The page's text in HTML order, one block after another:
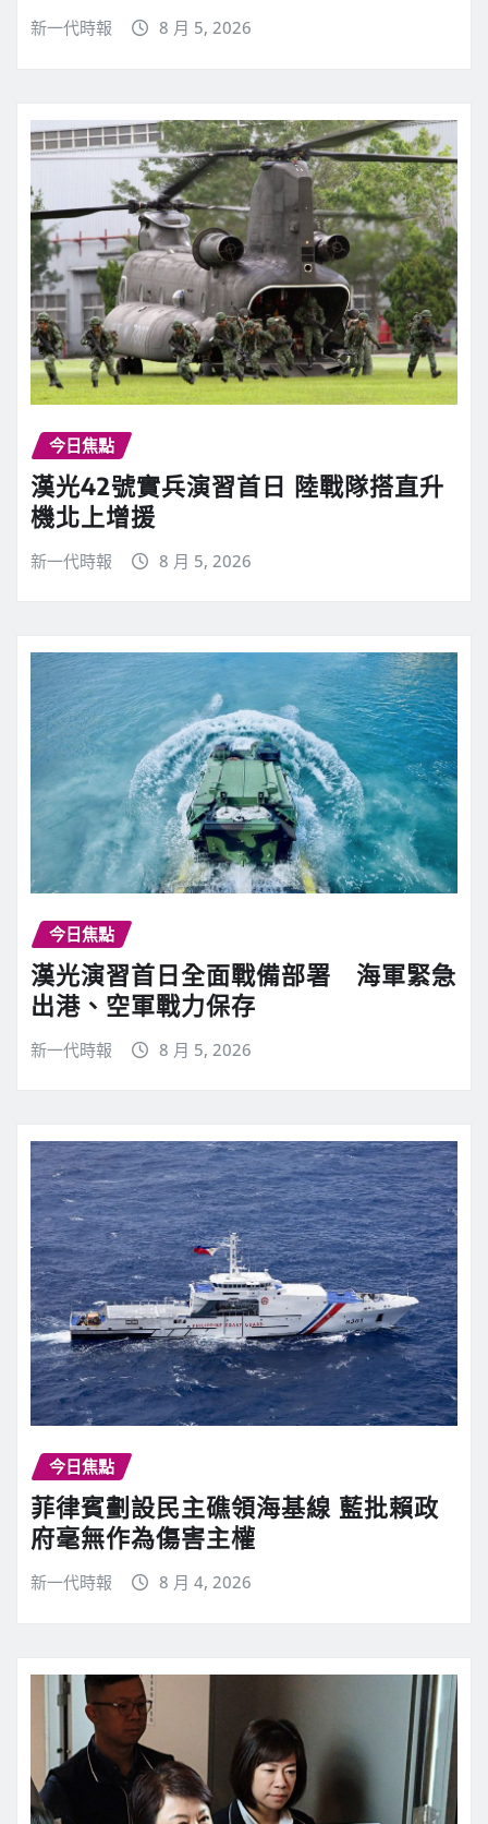
新一代時報 8 月 5, 2026
今日焦點
漢光42號實兵演習首日 陸戰隊搭直升
機北上增援
新一代時報 8 月 5, 2026
今日焦點
漢光演習首日全面戰備部署 海軍緊急
出港、空軍戰力保存
新一代時報 8 月 5, 2026
今日焦點
菲律賓劃設民主礁領海基線 藍批賴政
府毫無作為傷害主權
新一代時報 8 月 4, 2026